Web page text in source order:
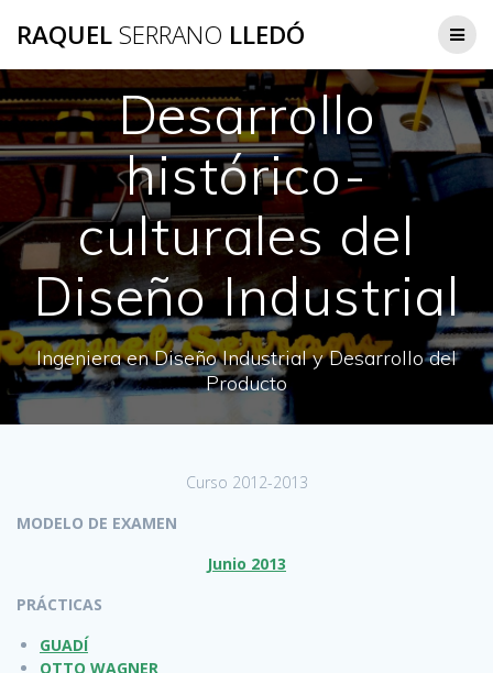
al
RAQUELSERRANO LLEDÓ
Desarrollo
histórico-
culturales del
Diseño Industrial
Ingeniera en Diseño Industrial y Desarrollo del
Producto
Curso 2012-2013
MODELO DE EXAMEN
Junio 2013
PRÁCTICAS
GUADÍ
OTTO WAGNER